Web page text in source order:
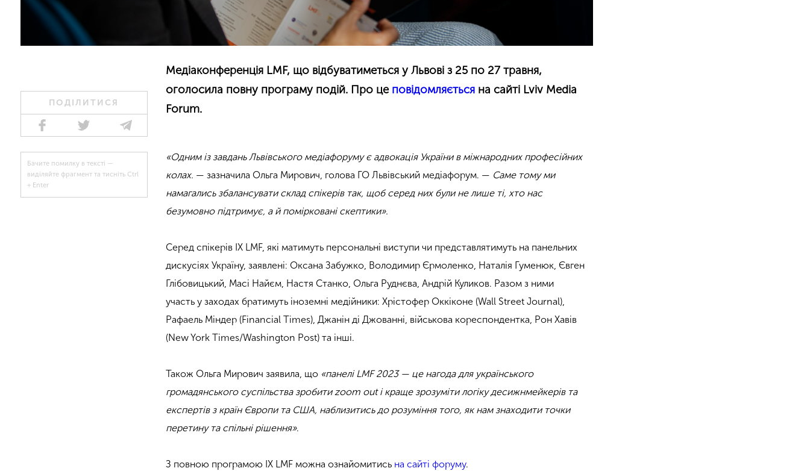
ПОДІЛИТИСЯ
Бачите помилку в тексті —
виділяйте фрагмент та тисніть Ctrl
+ Enter
Медіаконференція LMF, що відбуватиметься у Львові з 25 по 27 травня,
оголосила повну програму подій. Про це повідомляється на сайті Lviv Media
Forum.
«Одним із завдань Львівського медіафоруму є адвокація України в міжнародних професійних
колах. — зазначила Ольга Мирович, голова ГО Львівський медіафорум. — Саме тому ми
намагались збалансувати склад спікерів так, щоб серед них були не лише ті, хто нас
безумовно підтримує, а й помірковані скептики».
Серед спікерів ІХ LMF, які матимуть персональні виступи чи представлятимуть на панельних
дискусіях Україну, заявлені: Оксана Забужко, Володимир Єрмоленко, Наталія Гуменюк, Євген
Глібовицький, Масі Найєм, Настя Станко, Ольга Руднєва, Андрій Куликов. Разом з ними
участь у заходах братимуть іноземні медійники: Хрістофер Оккіконе (Wall Street Journal),
Рафаель Міндер (Financial Times), Джанін ді Джованні, військова кореспондентка, Рон Хавів
(New York Times/Washington Post) та інші.
Також Ольга Мирович заявила, що «панелі LMF 2023 — це нагода для українського
громадянського суспільства зробити zoom out і краще зрозуміти логіку десижнмейкерів та
експертів з країн Європи та США, наблизитись до розуміння того, як нам знаходити точки
перетину та спільні рішення».
З повною програмою ІХ LMF можна ознайомитись на сайті форуму.